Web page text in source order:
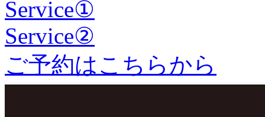
Service①
Service②
ご予約はこちらから